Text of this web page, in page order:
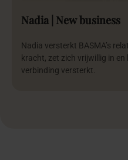
Nadia | New business
Nadia versterkt BASMA’s
kracht, zet zich vrijwillig in
verbinding versterkt.